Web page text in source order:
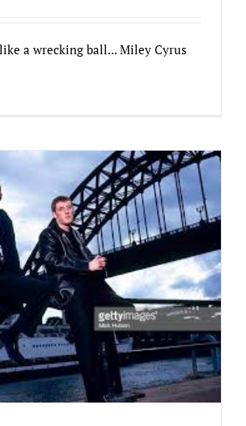
a wrecking ball... Miley Cyrus